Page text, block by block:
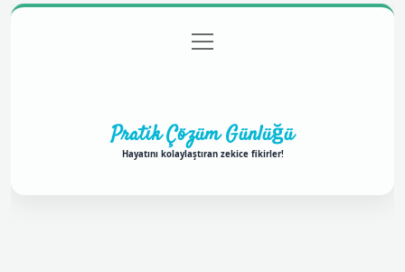
Gizlilik Politikası
menüyü
aç
Pratik Çözüm Günlüğü
Hayatını kolaylaştıran zekice fikirler!